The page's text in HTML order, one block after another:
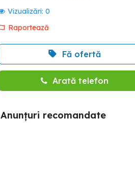
Vizualizări: 0
Raportează
Fă ofertă
Arată telefon
Anunțuri recomandate